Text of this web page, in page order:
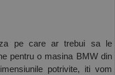
pe care ar trebui sa le
pentru o masina BMW din
potrivite, iti vom